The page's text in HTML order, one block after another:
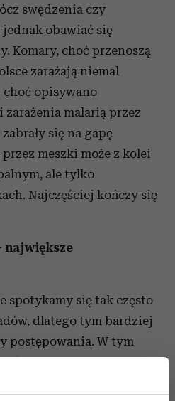
swędzenia czy
obawiać się
Komary, choć przenoszą
zarażają niemal
choć opisywano
malarią przez
się na gapę
meszki może z kolei
ale tylko
Najczęściej kończy się
największe
spotykamy się tak często
dlatego tym bardziej
postępowania. W tym
i obrzęk. Co